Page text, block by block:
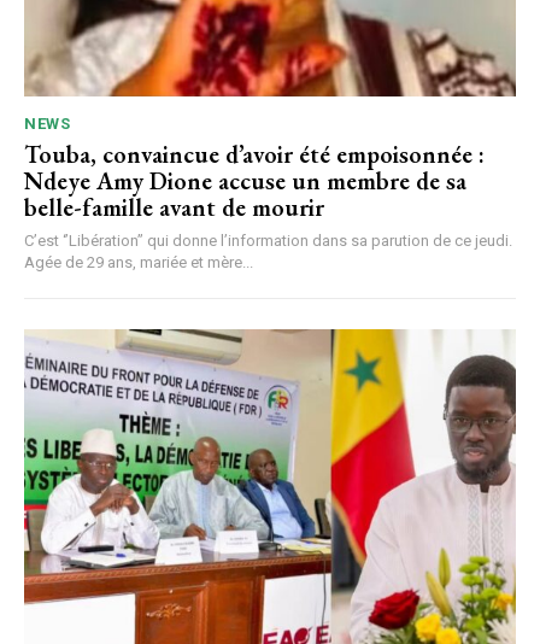
NEWS
Touba, convaincue d’avoir été empoisonnée :
Ndeye Amy Dione accuse un membre de sa
belle-famille avant de mourir
C’est ‘’Libération’’ qui donne l’information dans sa parution de ce jeudi.
Agée de 29 ans, mariée et mère...